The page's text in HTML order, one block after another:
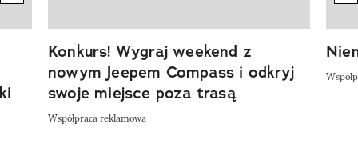
Konkurs! Wygraj weekend z
nowym Jeepem Compass i odkryj
swoje miejsce poza trasą
Współpraca reklamowa